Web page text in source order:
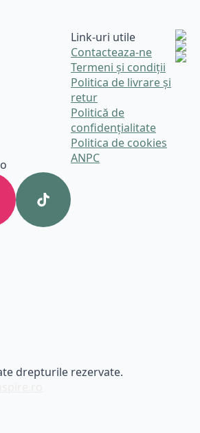
Link-uri utile
Contacteaza-ne
Termeni și condiții
Politica de livrare și
retur
Politică de
confidențialitate
Politica de cookies
ANPC
drepturile rezervate.